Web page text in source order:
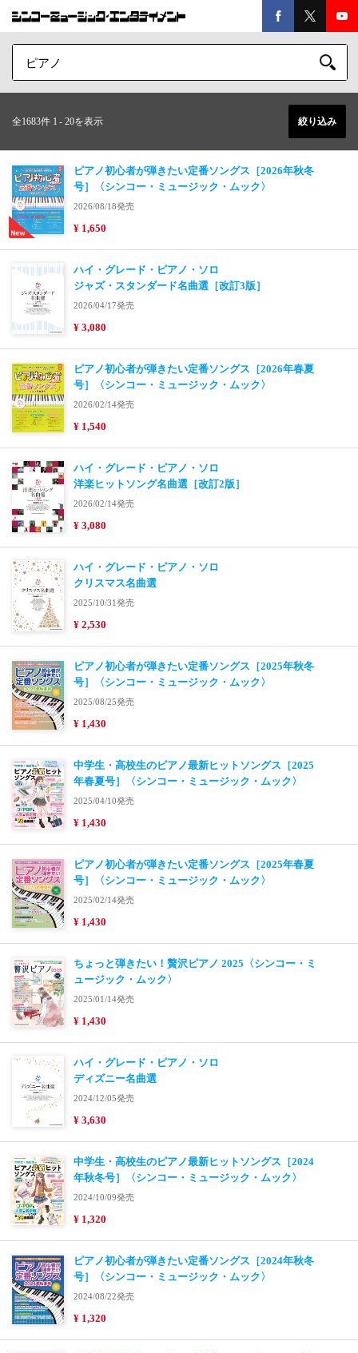
全1683件 1 - 20を表示 絞り込み
ピアノ初心者が弾きたい定番ソングス［2026年秋冬
号］〈シンコー・ミュージック・ムック〉
2026/08/18発売
¥ 1,650
ハイ・グレード・ピアノ・ソロ
ジャズ・スタンダード名曲選［改訂3版］
2026/04/17発売
¥ 3,080
ピアノ初心者が弾きたい定番ソングス［2026年春夏
号］〈シンコー・ミュージック・ムック〉
2026/02/14発売
¥ 1,540
ハイ・グレード・ピアノ・ソロ
洋楽ヒットソング名曲選［改訂2版］
2026/02/14発売
¥ 3,080
ハイ・グレード・ピアノ・ソロ
クリスマス名曲選
2025/10/31発売
¥ 2,530
ピアノ初心者が弾きたい定番ソングス［2025年秋冬
号］〈シンコー・ミュージック・ムック〉
2025/08/25発売
¥ 1,430
中学生・高校生のピアノ最新ヒットソングス［2025
年春夏号］〈シンコー・ミュージック・ムック〉
2025/04/10発売
¥ 1,430
ピアノ初心者が弾きたい定番ソングス［2025年春夏
号］〈シンコー・ミュージック・ムック〉
2025/02/14発売
¥ 1,430
ちょっと弾きたい！贅沢ピアノ 2025〈シンコー・ミ
ュージック・ムック〉
2025/01/14発売
¥ 1,430
ハイ・グレード・ピアノ・ソロ
ディズニー名曲選
2024/12/05発売
¥ 3,630
中学生・高校生のピアノ最新ヒットソングス［2024
年秋冬号］〈シンコー・ミュージック・ムック〉
2024/10/09発売
¥ 1,320
ピアノ初心者が弾きたい定番ソングス［2024年秋冬
号］〈シンコー・ミュージック・ムック〉
2024/08/22発売
¥ 1,320